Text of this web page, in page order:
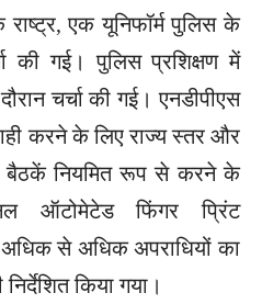
एक यूनिफॉर्म पुलिस के
की गई। पुलिस प्रशिक्षण में
चर्चा की गई। एनडीपीएस
करने के लिए राज्य स्तर और
बैठकें नियमित रूप से करने के
ऑटोमेटेड फिंगर प्रिंट
से अधिक अपराधियों का
किया गया।